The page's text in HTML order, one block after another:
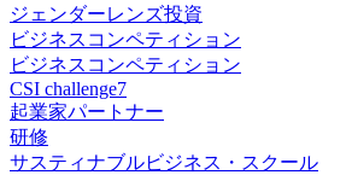
ジェンダーレンズ投資
ビジネスコンペティション
ビジネスコンペティション
CSI challenge7
起業家パートナー
研修
サスティナブルビジネス・スクール